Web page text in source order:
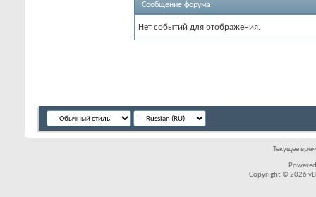
Сообщение форума
Нет событий для отображения.
Текущее
Copyright © 2026